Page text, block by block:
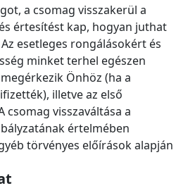
a csomag visszakerül a
értesítést kap, hogyan juthat
esetleges rongálásokért és
minket terhel egészen
Önhöz (ha a
illetve az első
csomag visszaváltása a
értelmében
törvényes előírások alapján